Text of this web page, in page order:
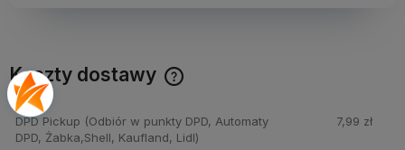
Koszty dostawy
Cena nie zawiera ewentualnych kosztów płatności
DPD Pickup (Odbiór w punkty DPD, Automaty
DPD, Żabka,Shell, Kaufland, Lidl)
7,99 zł